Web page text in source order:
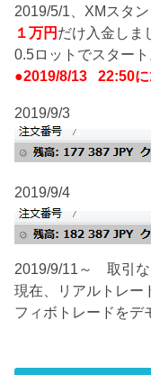
2019/5/1、XMスタ
１万円 だけ入金しま
0.5ロットでスター
●2019/8/13 22:50に
2019/9/3
2019/9/4
2019/9/11～ 取引な
現在、リアルトレー
フィボトレードをデ